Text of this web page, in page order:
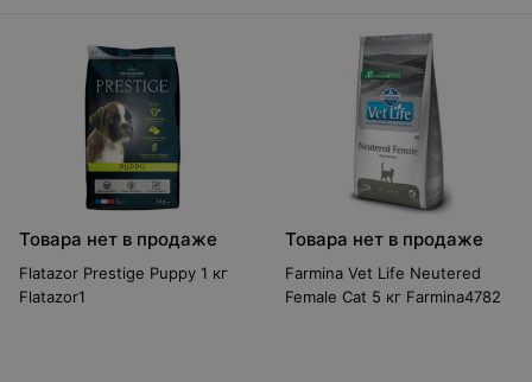
Товара нет в продаже
Flatazor Prestige Puppy 1 кг
Flatazor1
Товара нет в продаже
Farmina Vet Life Neutered
Female Cat 5 кг Farmina4782